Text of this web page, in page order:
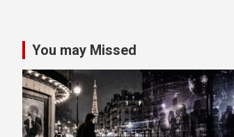
You may Missed